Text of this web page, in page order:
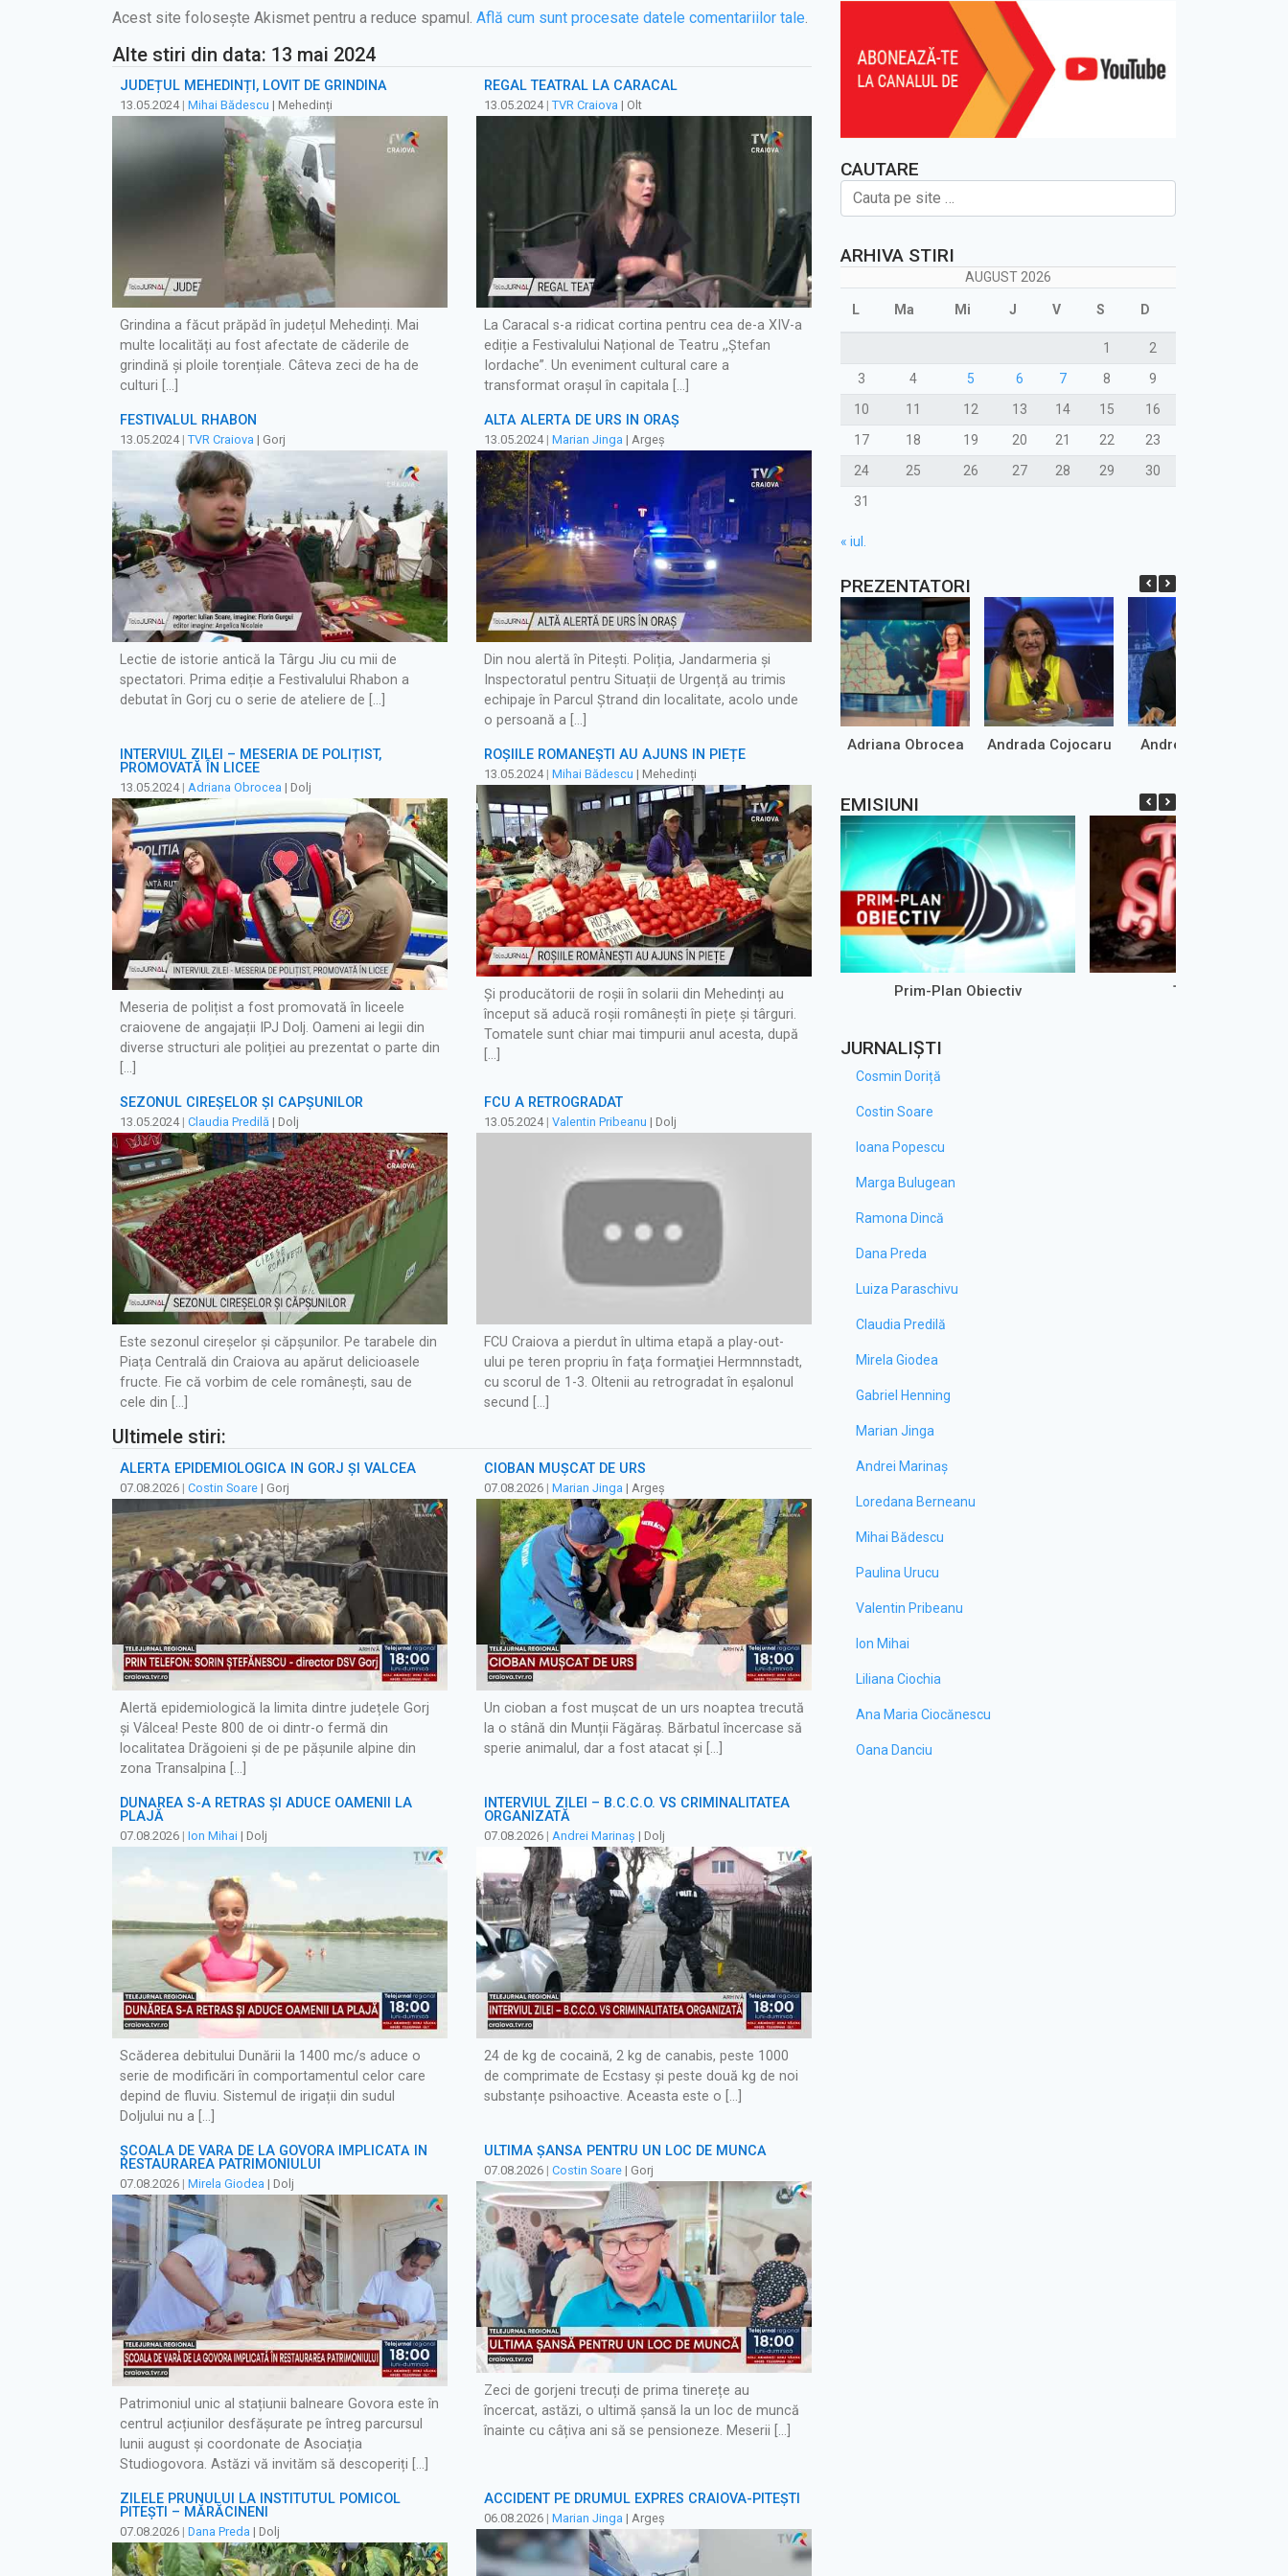
Acest site folosește Akismet pentru a reduce spamul. Află cum sunt procesate datele comentariilor tale.
Alte stiri din data: 13 mai 2024
JUDEȚUL MEHEDINȚI, LOVIT DE GRINDINĂ
13.05.2024| Mihai Bădescu | Mehedinți
Grindina a făcut prăpăd în județul Mehedinți. Mai
multe localități au fost afectate de căderile de
grindină și ploile torențiale. Câteva zeci de ha de
culturi […]
REGAL TEATRAL LA CARACAL
13.05.2024| TVR Craiova | Olt
La Caracal s-a ridicat cortina pentru cea de-a XIV-a
ediție a Festivalului Național de Teatru ,,Ștefan
Iordache”. Un eveniment cultural care a
transformat oraşul în capitala […]
FESTIVALUL RHABON
13.05.2024| TVR Craiova | Gorj
Lectie de istorie antică la Târgu Jiu cu mii de
spectatori. Prima ediție a Festivalului Rhabon a
debutat în Gorj cu o serie de ateliere de […]
ALTĂ ALERTĂ DE URS ÎN ORAȘ
13.05.2024| Marian Jinga | Argeș
Din nou alertă în Pitești. Poliția, Jandarmeria și
Inspectoratul pentru Situații de Urgență au trimis
echipaje în Parcul Ștrand din localitate, acolo unde
o persoană a […]
INTERVIUL ZILEI – MESERIA DE POLIȚIST,
PROMOVATĂ ÎN LICEE
13.05.2024| Adriana Obrocea | Dolj
Meseria de polițist a fost promovată în liceele
craiovene de angajații IPJ Dolj. Oameni ai legii din
diverse structuri ale poliției au prezentat o parte din
[…]
ROȘIILE ROMÂNEȘTI AU AJUNS ÎN PIEȚE
13.05.2024| Mihai Bădescu | Mehedinți
Și producătorii de roșii în solarii din Mehedinți au
început să aducă roșii românești în piețe și târguri.
Tomatele sunt chiar mai timpurii anul acesta, după
[…]
SEZONUL CIREȘELOR ȘI CĂPȘUNILOR
13.05.2024| Claudia Predilă | Dolj
Este sezonul cireșelor și căpșunilor. Pe tarabele din
Piața Centrală din Craiova au apărut delicioasele
fructe. Fie că vorbim de cele românești, sau de
cele din […]
FCU A RETROGRADAT
13.05.2024| Valentin Pribeanu | Dolj
FCU Craiova a pierdut în ultima etapă a play-out-
ului pe teren propriu în faţa formaţiei Hermnnstadt,
cu scorul de 1-3. Oltenii au retrogradat în eşalonul
secund […]
Ultimele stiri:
ALERTĂ EPIDEMIOLOGICĂ ÎN GORJ ȘI VÂLCEA
07.08.2026 | Costin Soare | Gorj
Alertă epidemiologică la limita dintre județele Gorj
și Vâlcea! Peste 800 de oi dintr-o fermă din
localitatea Drăgoieni și de pe pășunile alpine din
zona Transalpina […]
CIOBAN MUȘCAT DE URS
07.08.2026 | Marian Jinga | Argeș
Un cioban a fost mușcat de un urs noaptea trecută
la o stână din Munții Făgăraș. Bărbatul încercase să
sperie animalul, dar a fost atacat și […]
DUNĂREA S-A RETRAS ŞI ADUCE OAMENII LA
PLAJĂ
07.08.2026 | Ion Mihai | Dolj
Scăderea debitului Dunării la 1400 mc/s aduce o
serie de modificări în comportamentul celor care
depind de fluviu. Sistemul de irigații din sudul
Doljului nu a […]
INTERVIUL ZILEI – B.C.C.O. VS CRIMINALITATEA
ORGANIZATĂ
07.08.2026 | Andrei Marinaș | Dolj
24 de kg de cocaină, 2 kg de canabis, peste 1000
de comprimate de Ecstasy și peste două kg de noi
substanțe psihoactive. Aceasta este o […]
ȘCOALA DE VARĂ DE LA GOVORA IMPLICATĂ ÎN
RESTAURAREA PATRIMONIULUI
07.08.2026 | Mirela Giodea | Dolj
Patrimoniul unic al stațiunii balneare Govora este în
centrul acțiunilor desfășurate pe întreg parcursul
lunii august și coordonate de Asociația
Studiogovora. Astăzi vă invităm să descoperiți […]
ULTIMA ȘANSĂ PENTRU UN LOC DE MUNCĂ
07.08.2026 | Costin Soare | Gorj
Zeci de gorjeni trecuți de prima tinerețe au
încercat, astăzi, o ultimă șansă la un loc de muncă
înainte cu câțiva ani să se pensioneze. Meserii […]
ZILELE PRUNULUI LA INSTITUTUL POMICOL
PITEȘTI – MĂRĂCINENI
07.08.2026 | Dana Preda | Dolj
ACCIDENT PE DRUMUL EXPRES CRAIOVA-PITEȘTI
06.08.2026 | Marian Jinga | Argeș
CAUTARE
ARHIVA STIRI
AUGUST 2026
L Ma Mi J V S D
1
2
3
4 5 6 7 8
9
10
11 12 13 14 15
16
17
18 19 20 21 22
23
24
25 26 27 28 29
30
31
« iul.
PREZENTATORI
Adriana Obrocea Andrada Cojocaru Andrei Marinaș
EMISIUNI
Prim-Plan Obiectiv Țăst Show
JURNALIȘTI
Cosmin Doriță
Costin Soare
Ioana Popescu
Marga Bulugean
Ramona Dincă
Dana Preda
Luiza Paraschivu
Claudia Predilă
Mirela Giodea
Gabriel Henning
Marian Jinga
Andrei Marinaș
Loredana Berneanu
Mihai Bădescu
Paulina Urucu
Valentin Pribeanu
Ion Mihai
Liliana Ciochia
Ana Maria Ciocănescu
Oana Danciu